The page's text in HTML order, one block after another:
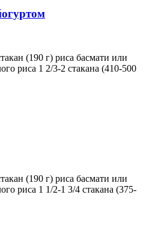
(190 г) риса басмати или
риса 1 2/3-2 стакана (410-500
(190 г) риса басмати или
риса 1 1/2-1 3/4 стакана (375-